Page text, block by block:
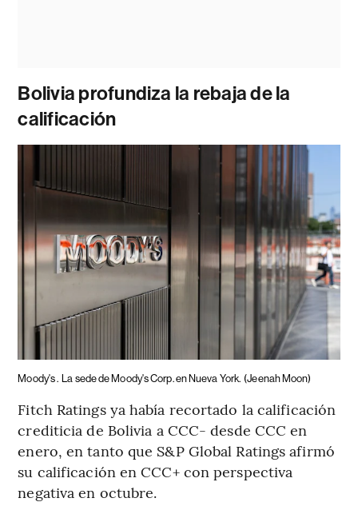
Bolivia profundiza la rebaja de la
calificación
Moody's . La sede de Moody's Corp. en Nueva York. (Jeenah Moon)
Fitch Ratings ya había recortado la calificación
crediticia de Bolivia a CCC- desde CCC en
enero, en tanto que S&P Global Ratings afirmó
su calificación en CCC+ con perspectiva
negativa en octubre.